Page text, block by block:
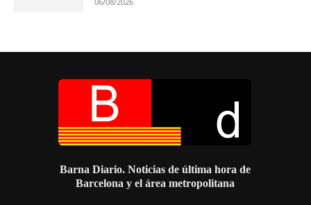
Barna Diario. Noticias de última hora de
Barcelona y el área metropolitana